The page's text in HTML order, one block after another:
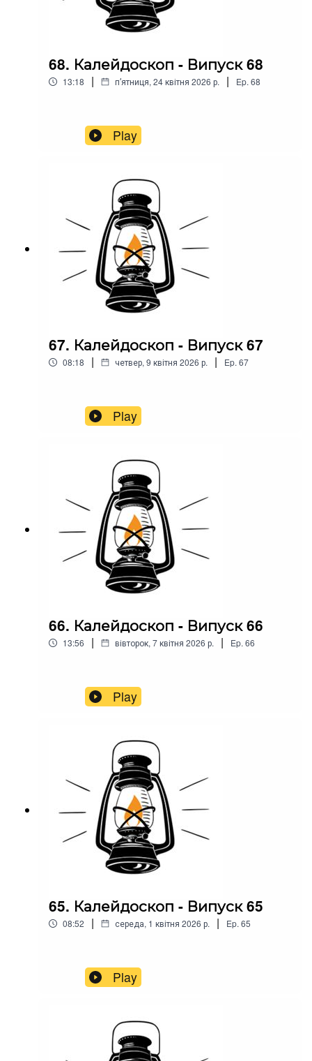
68. Калейдоскоп - Випуск 68
13:18 | пʼятниця, 24 квітня 2026 р. | Ep. 68
Play
67. Калейдоскоп - Випуск 67
08:18 | четвер, 9 квітня 2026 р. | Ep. 67
Play
66. Калейдоскоп - Випуск 66
13:56 | вівторок, 7 квітня 2026 р. | Ep. 66
Play
65. Калейдоскоп - Випуск 65
08:52 | середа, 1 квітня 2026 р. | Ep. 65
Play